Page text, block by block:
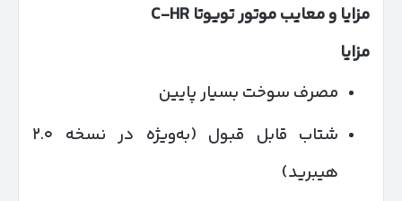
مزایا و معایب موتور تویوتا
مزایا
مصرف سوخت بسیار پایین
شتاب قابل قبول (به‌ویژه در نسخه ۲.۰
هیبرید)